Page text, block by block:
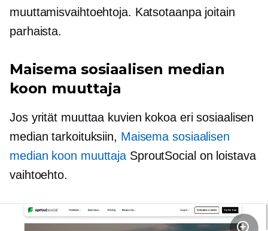
muuttamisvaihtoehtoja. Katsotaanpa joitain
parhaista.
Maisema sosiaalisen median
koon muuttaja
Jos yrität muuttaa kuvien kokoa eri sosiaalisen
median tarkoituksiin, Maisema sosiaalisen
median koon muuttaja SproutSocial on loistava
vaihtoehto.